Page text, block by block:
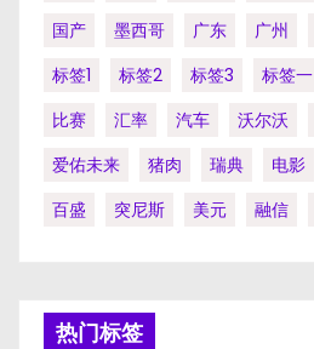
国产
墨西哥 广东 广州
标签1
标签2 标签3 标签一
比赛
汇率 汽车 沃尔沃
爱佑未来
猪肉 瑞典 电影
百盛
突尼斯 美元 融信
热门标签